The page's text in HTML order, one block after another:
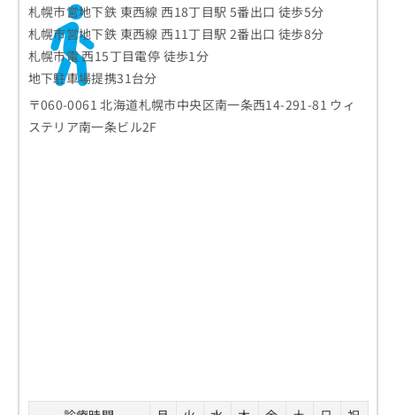
札幌市営地下鉄 東西線 西18丁目駅 5番出口 徒歩5分
札幌市営地下鉄 東西線 西11丁目駅 2番出口 徒歩8分
札幌市電 西15丁目電停 徒歩1分
地下駐車場提携31台分
〒060-0061 北海道札幌市中央区南一条西14-291-81 ウィ
ステリア南一条ビル2F